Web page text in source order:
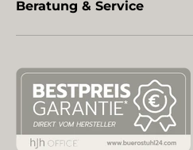
Beratung & Service